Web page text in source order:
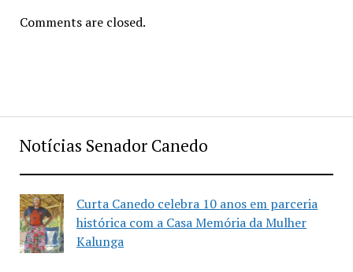
Notícias Senador Canedo
Curta Canedo celebra 10 anos em parceria
histórica com a Casa Memória da Mulher
Kalunga
Comments are closed.